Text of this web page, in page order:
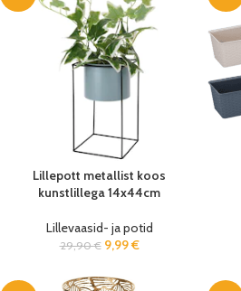
Lillepott metallist koos
kunstlillega 14x44cm
Lillevaasid- ja potid
29,90€ 9,99€